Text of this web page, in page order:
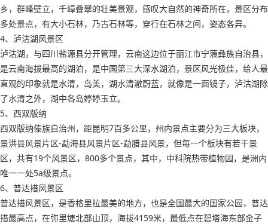
乡，群峰壁立，千嶂叠翠的壮美景观，感叹大自然的神奇所在，景区分布
多处景点，有大小石林，乃古石林等，穿行在石林之间，姿态各异。
4、泸沽湖风景区
泸沽湖，与四川盐源县分开管理，云南这边位于丽江市宁蒗彝族自治县，
是云南海拔最高的湖泊，是中国第三大深水湖泊，景区风光极佳，给人最
直观的印象就是水清，岛美，湖水清澈蔚蓝，就像是一面镜子，泸沽湖除
了水清之外，湖中各岛婷婷玉立。
5、西双版纳
西双版纳傣族自治州，距昆明7百多公里，州内景点主要分为三大板块，
景洪县风景片区-勐海县风景片区-勐腊县风景，但每一个板块有若干景
区，共有19个风景区，800多个景点，其中，中科院热带植物园，是洲内
唯一一处5a级景点。
6、普达措风景区
普达措风景区，是香格里拉最美的地方，也是全国最大的国家公园，普达
措最高点，在弥里塘北部山顶，海拔4159米，最低点在碧塔海东部金子